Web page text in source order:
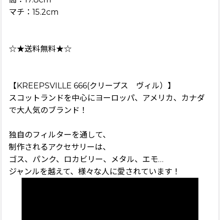
マチ：15.2cm
☆★送料無料★☆
【KREEPSVILLE 666(クリープス ヴィル）】
スコットランドを中心にヨーロッパ、アメリカ、カナダ
で大人気のブランド！
独自のフィルターを通して、
制作されるアクセサリーは、
ゴス、パンク、ロカビリー、メタル、エモ…
ジャンルを越えて、様々な人に愛されています！